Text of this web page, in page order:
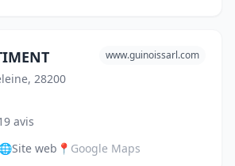
28200
www.guinoissarl.com
avis
🌐Site web 📍 Google Maps